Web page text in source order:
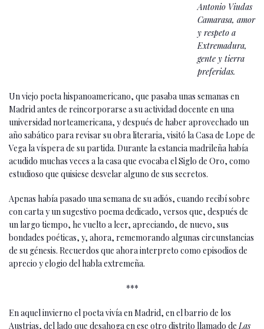
Antonio Viudas
Camarasa, amor
y respeto a
Extremadura,
gente y tierra
preferidas.
Un viejo poeta hispanoamericano, que pasaba unas semanas en
Madrid antes de reincorporarse a su actividad docente en una
universidad norteamericana, y después de haber aprovechado un
año sabático para revisar su obra literaria, visitó la Casa de Lope de
Vega la víspera de su partida. Durante la estancia madrileña había
acudido muchas veces a la casa que evocaba el Siglo de Oro, como
estudioso que quisiese desvelar alguno de sus secretos.
Apenas había pasado una semana de su adiós, cuando recibí sobre
con carta y un sugestivo poema dedicado, versos que, después de
un largo tiempo, he vuelto a leer, apreciando, de nuevo, sus
bondades poéticas, y, ahora, rememorando algunas circunstancias
de su génesis. Recuerdos que ahora interpreto como episodios de
aprecio y elogio del habla extremeña.
***
En aquel invierno el poeta vivía en Madrid, en el barrio de los
Austrias, del lado que desahoga en ese otro distrito llamado de Las